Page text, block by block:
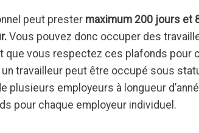
peut prester maximum 200 jours et
Vous pouvez donc occuper des
que vous respectez ces plafonds pour
un travailleur peut être occupé sous
plusieurs employeurs à longueur
pour chaque employeur individuel.